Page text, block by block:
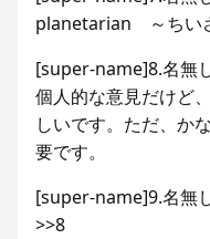
planetarian ～ちい
[super-name]8.名無
個人的な意見だけど
しいです。ただ、か
要です。
[super-name]9.名無
>>8